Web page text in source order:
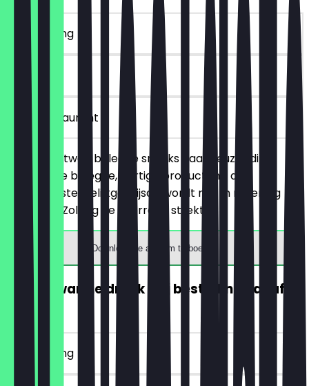
~€ 4 korting
30 dagen
in het restaurant
Je bestelt twee belegde snacks naar keuze (dit
betreft alle belegde, hartige producten), de
goedkoopste/gelijkgeprijsde wordt niet in rekening
gebracht. Zolang de voorraad strekt!
Download de app om te boeken
GRATIS warme drank (bij besteding vanaf
~€ 4 korting